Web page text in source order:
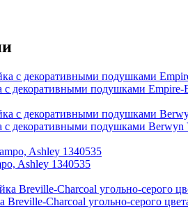
декоративными подушками Empire-
декоративными подушками Berwyn
Ashley 1340535
Charcoal угольно-серого